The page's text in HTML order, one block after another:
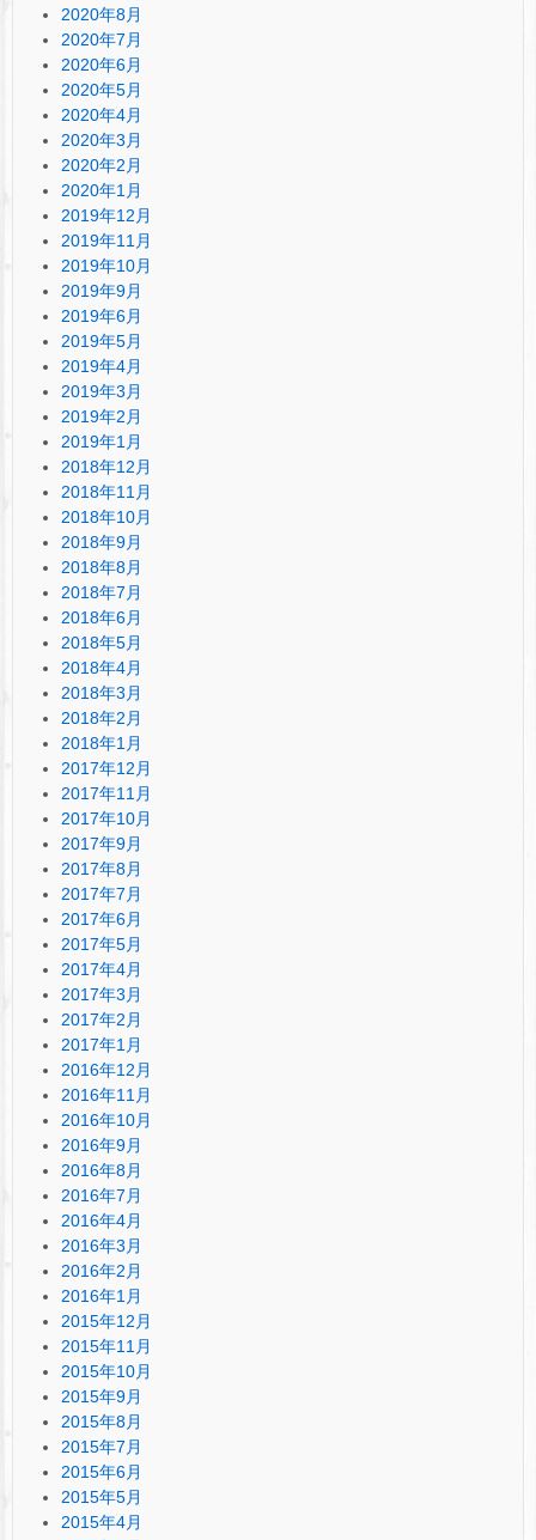
2020年8月
2020年7月
2020年6月
2020年5月
2020年4月
2020年3月
2020年2月
2020年1月
2019年12月
2019年11月
2019年10月
2019年9月
2019年6月
2019年5月
2019年4月
2019年3月
2019年2月
2019年1月
2018年12月
2018年11月
2018年10月
2018年9月
2018年8月
2018年7月
2018年6月
2018年5月
2018年4月
2018年3月
2018年2月
2018年1月
2017年12月
2017年11月
2017年10月
2017年9月
2017年8月
2017年7月
2017年6月
2017年5月
2017年4月
2017年3月
2017年2月
2017年1月
2016年12月
2016年11月
2016年10月
2016年9月
2016年8月
2016年7月
2016年4月
2016年3月
2016年2月
2016年1月
2015年12月
2015年11月
2015年10月
2015年9月
2015年8月
2015年7月
2015年6月
2015年5月
2015年4月